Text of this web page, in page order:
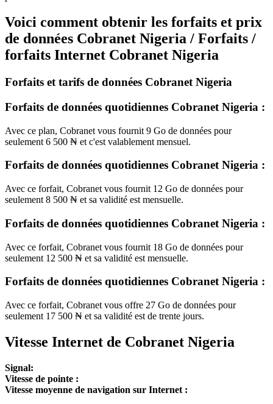
Voici comment obtenir les forfaits et prix
de données Cobranet Nigeria / Forfaits /
forfaits Internet Cobranet Nigeria
Forfaits et tarifs de données Cobranet Nigeria
Forfaits de données quotidiennes Cobranet Nigeria :
Avec ce plan, Cobranet vous fournit 9 Go de données pour
seulement 6 500 ₦ et c'est valablement mensuel.
Forfaits de données quotidiennes Cobranet Nigeria :
Avec ce forfait, Cobranet vous fournit 12 Go de données pour
seulement 8 500 ₦ et sa validité est mensuelle.
Forfaits de données quotidiennes Cobranet Nigeria :
Avec ce forfait, Cobranet vous fournit 18 Go de données pour
seulement 12 500 ₦ et sa validité est mensuelle.
Forfaits de données quotidiennes Cobranet Nigeria :
Avec ce forfait, Cobranet vous offre 27 Go de données pour
seulement 17 500 ₦ et sa validité est de trente jours.
Vitesse Internet de Cobranet Nigeria
Signal:
Vitesse de pointe :
Vitesse moyenne de navigation sur Internet :